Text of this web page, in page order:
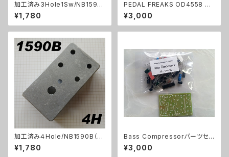
加工済み3Hole1Sw/NB1590
B（112x61x32mm）アルミダイ
キャストケース
¥1,780
PEDAL FREAKS OD4558 パ
ーツセット
¥3,000
加工済み４Hole/NB1590B（11
2x61x32mm）アルミダイキャス
トケース
¥1,780
Bass Compressorパーツセッ
ト
¥3,000